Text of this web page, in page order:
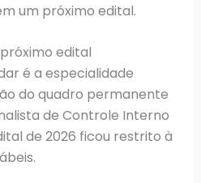
um próximo edital.
edital
é a especialidade
do quadro permanente
de Controle Interno
de 2026 ficou restrito à